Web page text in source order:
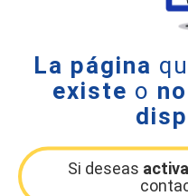
La página
existe o
Si deseas